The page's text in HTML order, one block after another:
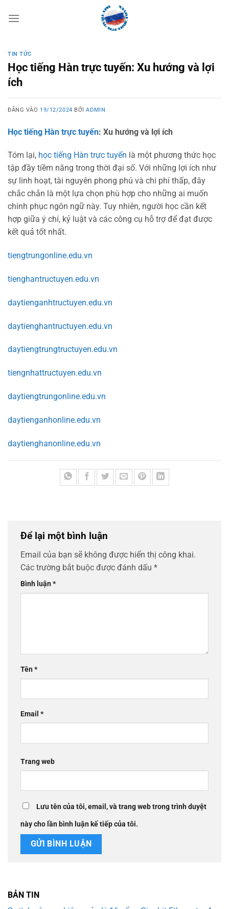
qua
TIN TỨC
Học tiếng Hàn trực tuyến: Xu hướng và lợi
ích
ĐĂNG VÀO 19/12/2024 BỞIADMIN
Học tiếng Hàn trực tuyến: Xu hướng và lợi ích
Tóm lại, học tiếng Hàn trực tuyến là một phương thức học
tập đầy tiềm năng trong thời đại số. Với những lợi ích như
sự linh hoạt, tài nguyên phong phú và chi phí thấp, đây
chắc chắn là một lựa chọn phù hợp cho những ai muốn
chinh phục ngôn ngữ này. Tuy nhiên, người học cần kết
hợp giữa ý chí, kỷ luật và các công cụ hỗ trợ để đạt được
kết quả tốt nhất.
tiengtrungonline.edu.vn
tienghantructuyen.edu.vn
daytienganhtructuyen.edu.vn
daytienghantructuyen.edu.vn
daytiengtrungtructuyen.edu.vn
tiengnhattructuyen.edu.vn
daytiengtrungonline.edu.vn
daytienganhonline.edu.vn
daytienghanonline.edu.vn
Để lại một bình luận
Email của bạn sẽ không được hiển thị công khai.
Các trường bắt buộc được đánh dấu *
Bình luận*
Tên*
Email *
Trang web
Lưu tên của tôi, email, và trang web trong trình duyệt
này cho lần bình luận kế tiếp của tôi.
BẢN TIN